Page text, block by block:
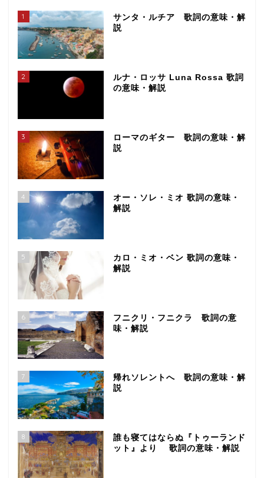
1
サンタ・ルチア 歌詞の意味・解
説
2
ルナ・ロッサ Luna Rossa 歌詞
の意味・解説
3
ローマのギター 歌詞の意味・解
説
4
オー・ソレ・ミオ 歌詞の意味・
解説
5
カロ・ミオ・ベン 歌詞の意味・
解説
6
フニクリ・フニクラ 歌詞の意
味・解説
7
帰れソレントへ 歌詞の意味・解
説
8
誰も寝てはならぬ『トゥーランド
ット』より 歌詞の意味・解説